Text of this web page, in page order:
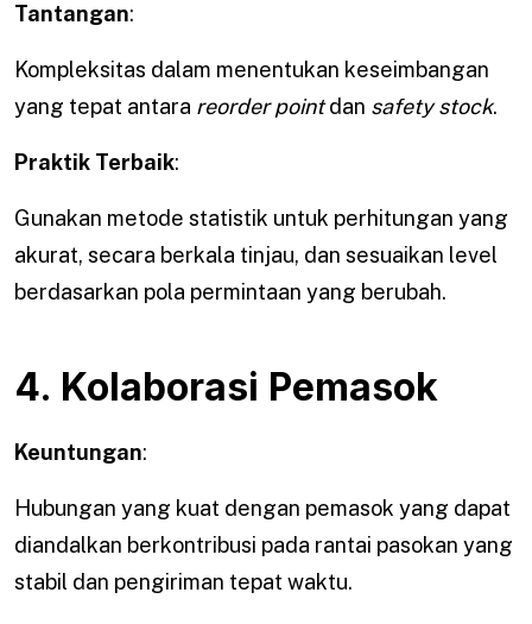
Tantangan:
Kompleksitas dalam menentukan keseimbangan
yang tepat antara reorder pointdan safety stock.
Praktik Terbaik:
Gunakan metode statistik untuk perhitungan yang
akurat, secara berkala tinjau, dan sesuaikan level
berdasarkan pola permintaan yang berubah.
4. Kolaborasi Pemasok
Keuntungan:
Hubungan yang kuat dengan pemasok yang dapat
diandalkan berkontribusi pada rantai pasokan yang
stabil dan pengiriman tepat waktu.